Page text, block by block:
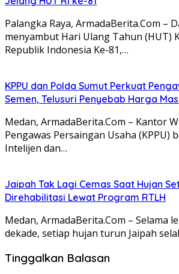
Palangka Raya, ArmadaBerita.Com –
menyambut Hari Ulang Tahun (HUT)
Republik Indonesia Ke-81,…
KPPU dan Polda Sumut Perkuat
Semen, Telusuri Penyebab Harga
Medan, ArmadaBerita.Com – Kantor
Pengawas Persaingan Usaha (KPPU)
Intelijen dan…
Jaipah Tak Lagi Cemas Saat Hujan
Direhabilitasi Lewat Program RTLH
Medan, ArmadaBerita.Com – Selama
dekade, setiap hujan turun Jaipah
Tinggalkan Balasan